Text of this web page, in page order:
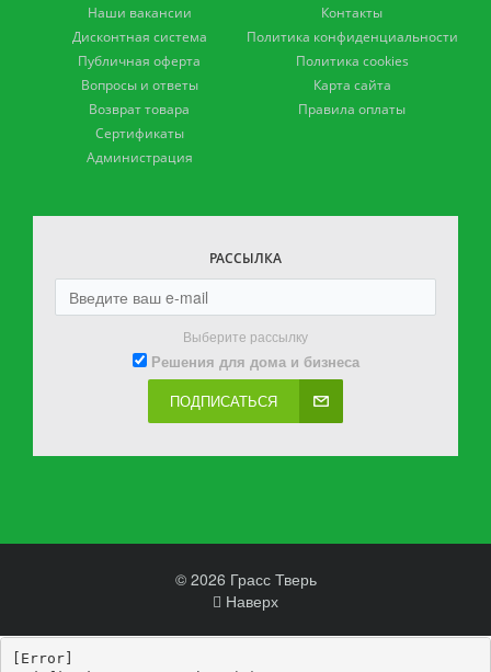
Наши вакансии
Дисконтная система
Публичная оферта
Вопросы и ответы
Возврат товара
Сертификаты
Администрация
Контакты
Политика конфиденциальности
Политика cookies
Карта сайта
Правила оплаты
РАССЫЛКА
Выберите рассылку
Решения для дома и бизнеса
ПОДПИСАТЬСЯ
© 2026 Грасс Тверь
Наверх
[Error]